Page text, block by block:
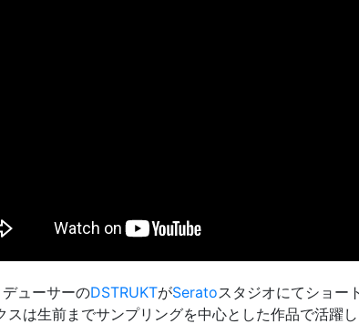
ューサーのDSTRUKTがSeratoスタジオにてショー
スは生前までサンプリングを中心とした作品で活躍